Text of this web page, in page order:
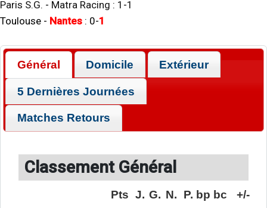
Paris S.G. - Matra Racing : 1 -1
Toulouse - Nantes : 0-1
Général Domicile Extérieur
5 Dernières Journées
Matches Retours
Classement Général
Pts J. G. N. P. bp bc
+/-